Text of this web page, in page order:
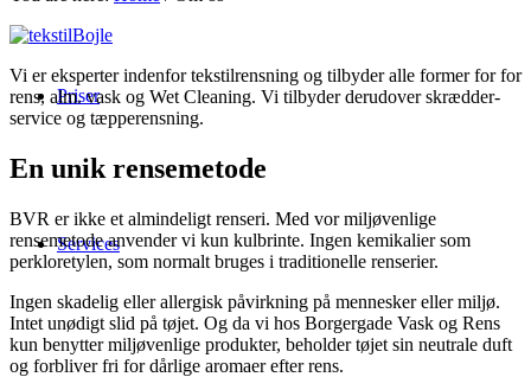
Priser
Services
Vi er eksperter indenfor tekstilrensning og tilbyder alle former for for
rens, alm. vask og Wet Cleaning. Vi tilbyder derudover skrædder-
service og tæpperensning.
En unik rensemetode
BVR er ikke et almindeligt renseri. Med vor miljøvenlige
rensemetode anvender vi kun kulbrinte. Ingen kemikalier som
perkloretylen, som normalt bruges i traditionelle renserier.
Ingen skadelig eller allergisk påvirkning på mennesker eller miljø.
Intet unødigt slid på tøjet. Og da vi hos Borgergade Vask og Rens
kun benytter miljøvenlige produkter, beholder tøjet sin neutrale duft
og forbliver fri for dårlige aromaer efter rens.